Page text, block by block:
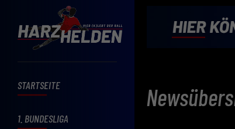
STARTSEITE
1. BUNDESLIGA